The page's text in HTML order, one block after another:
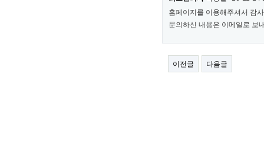
홈페이지를 이용해주셔서 감
문의하신 내용은 이메일로 보
이전글 다음글